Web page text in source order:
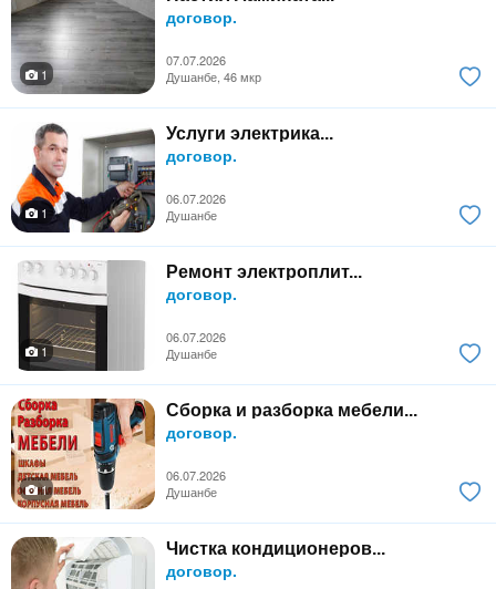
договор.
07.07.2026
1
Душанбе, 46 мкр
Услуги электрика...
договор.
06.07.2026
1
Душанбе
Ремонт электроплит...
договор.
06.07.2026
1
Душанбе
Сборка и разборка мебели...
договор.
06.07.2026
1
Душанбе
Чистка кондиционеров...
договор.